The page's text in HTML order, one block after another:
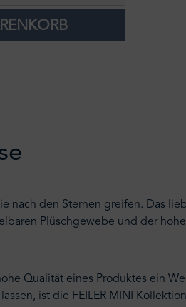
nach den Sternen greifen. Das
Plüschgewebe und der
Qualität eines Produktes ein
ist die FEILER MINI